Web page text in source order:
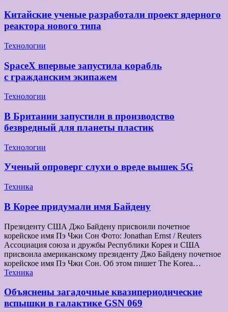
Китайские ученые разработали проект ядерного
реактора нового типа
Технологии
SpaceX впервые запустила корабль
с гражданским экипажем
Технологии
В Британии запустили в производство
безвредный для планеты пластик
Технологии
Ученый опроверг слухи о вреде вышек 5G
Техника
В Корее придумали имя Байдену
Президенту США Джо Байдену присвоили почетное
корейское имя Пэ Чжи Сон Фото: Jonathan Ernst / Reuters
Ассоциация союза и дружбы Республики Корея и США
присвоила американскому президенту Джо Байдену почетное
корейское имя Пэ Чжи Сон. Об этом пишет The Korea…
Техника
Объяснены загадочные квазипериодические
вспышки в галактике GSN 069